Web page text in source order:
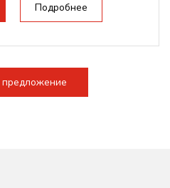
Подробнее